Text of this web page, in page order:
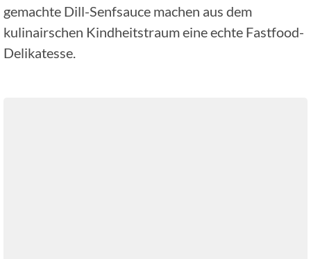
gemachte Dill-Senfsauce machen aus dem
kulinairschen Kindheitstraum eine echte Fastfood-
Delikatesse.